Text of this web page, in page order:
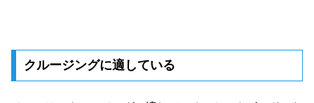
クルージングに適している